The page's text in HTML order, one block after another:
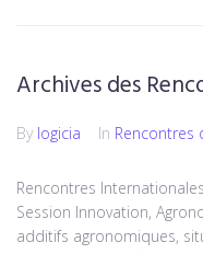
Archives des
By logicia In Rencontres
Rencontres
Session Innovation,
additifs agronomiques,